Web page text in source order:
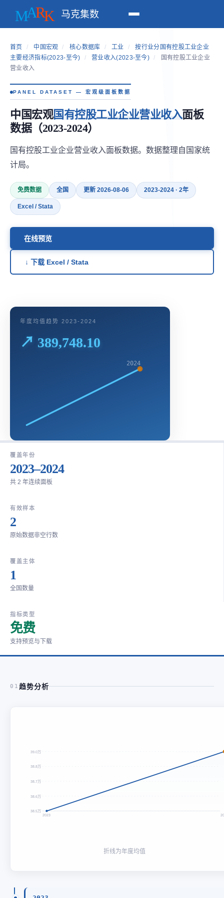
马克集数
首页 / 中国宏观 / 核心数据库 / 工业 /
按行业分国有控股工业企业
主要经济指标(2023-至今)
/ 营业收入(2023-至今) /
国有控股工业企业
营业收入
PANEL DATASET — 宏观级面板数据
中国宏观国有控股工业企业营业收入面板
数据（2023-2024）
国有控股工业企业营业收入面板数据。数据整理自国家统
计局。
免费数据 全国 更新 2026-08-06 2023-2024 · 2年
Excel / Stata
在线预览
↓ 下载 Excel / Stata
年度均值趋势 2023-2024
↗ 389,748.10
2024
覆盖年份
2023–2024
共 2 年连续面板
有效样本
2
原始数据非空行数
覆盖主体
1
全国数量
指标类型
免费
支持预览与下载
01 趋势分析
39.0万
38.8万
38.7万
38.6万
38.5万
2023
折线为年度均值